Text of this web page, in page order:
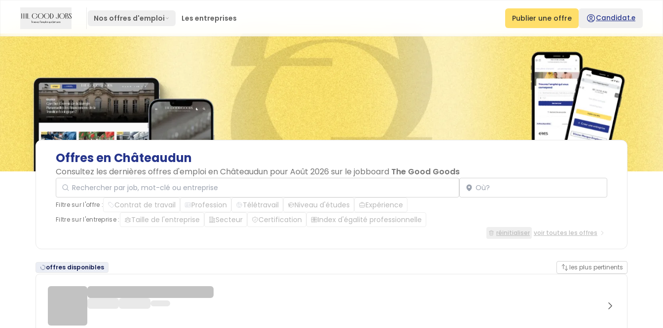
Nos offres d'emploi Les entreprises Publier une offre Candidat.e
Offres en Châteaudun
Consultez les dernières offres d'emploi en Châteaudun pour Août 2026 sur le jobboard The Good Goods
Rechercher par job, mot-clé ou entreprise Localisation
Filtre sur l'offre : Contrat de travail Profession Télétravail Niveau d'études Expérience
Filtre sur l'entreprise : Taille de l'entreprise Secteur Certification Index d'égalité professionnelle
réinitialiser voir toutes les offres
offres disponibles les plus pertinents